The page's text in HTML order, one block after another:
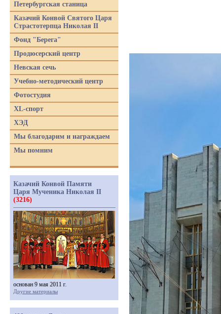
Петербургская станица
Казачий Конвой Святого Царя
Страстотерпца Николая II
Фонд "Берега"
Продюсерский центр
Невская сечь
Учебно-методический центр
Фотостудия
XL-спорт
ХЭД
Мы благодарим и награждаем
Мы помним
Казачий Конвой Памяти
Царя Мученика Николая II
(3216)
основан 9 мая 2011 г.
Другие материалы